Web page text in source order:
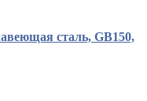
сталь, GB150,